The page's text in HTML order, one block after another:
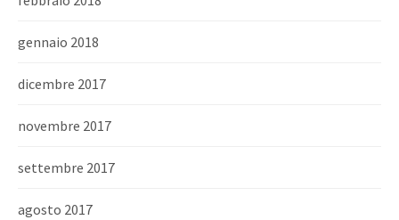
gennaio 2018
dicembre 2017
novembre 2017
settembre 2017
agosto 2017